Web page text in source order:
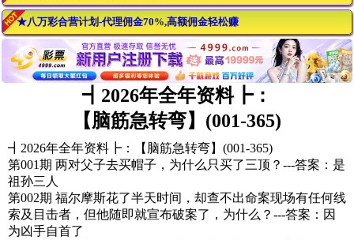
★八万彩合营计划-代理佣金70%,高额佣金轻松赚
┫ 2026年全年资料┣：
【脑筋急转弯】(001-365)
┫2026年全年资料┣：【脑筋急转弯】(001-365)
第001期 两对父子去买帽子，为什么只买了三顶？---答案：是
祖孙三人
第002期 福尔摩斯花了半天时间，却查不出命案现场有任何线
索及目击者，但他随即就宣布破案了，为什么？---答案：因
为凶手自首了